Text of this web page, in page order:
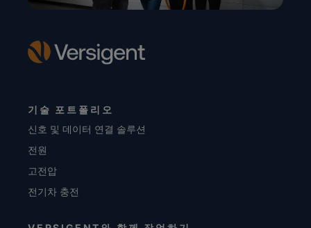
기술 포트폴리오
신호 및 데이터 연결 솔루션
전원
고전압
전기차 충전